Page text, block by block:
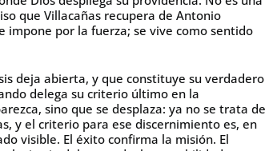
que Villacañas recupera de Antonio
impone por la fuerza; se vive como sentido
deja abierta, y que constituye su verdadero
delega su criterio último en la
sino que se desplaza: ya no se trata de
y el criterio para ese discernimiento es, en
visible. El éxito confirma la misión. El